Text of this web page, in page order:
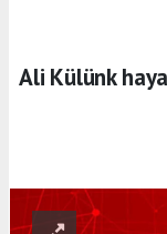
Ali Külünk